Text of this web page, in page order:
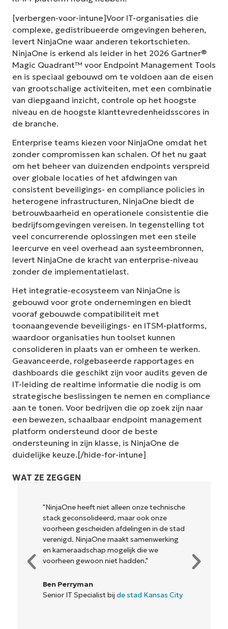
[verbergen-voor-intune]Voor IT-organisaties die
complexe, gedistribueerde omgevingen beheren,
levert NinjaOne waar anderen tekortschieten.
NinjaOne is erkend als leider in het 2026 Gartner®
Magic Quadrant™ voor Endpoint Management Tools
en is speciaal gebouwd om te voldoen aan de eisen
van grootschalige activiteiten, met een combinatie
van diepgaand inzicht, controle op het hoogste
niveau en de hoogste klanttevredenheidsscores in
de branche.
Enterprise teams kiezen voor NinjaOne omdat het
zonder compromissen kan schalen. Of het nu gaat
om het beheer van duizenden endpoints verspreid
over globale locaties of het afdwingen van
consistent beveiligings- en compliance policies in
heterogene infrastructuren, NinjaOne biedt de
betrouwbaarheid en operationele consistentie die
bedrijfsomgevingen vereisen. In tegenstelling tot
veel concurrerende oplossingen met een steile
leercurve en veel overhead aan systeembronnen,
levert NinjaOne de kracht van enterprise-niveau
zonder de implementatielast.
Het integratie-ecosysteem van NinjaOne is
gebouwd voor grote ondernemingen en biedt
vooraf gebouwde compatibiliteit met
toonaangevende beveiligings- en ITSM-platforms,
waardoor organisaties hun toolset kunnen
consolideren in plaats van er omheen te werken.
Geavanceerde, rolgebaseerde rapportages en
dashboards die geschikt zijn voor audits geven de
IT-leiding de realtime informatie die nodig is om
strategische beslissingen te nemen en compliance
aan te tonen. Voor bedrijven die op zoek zijn naar
een bewezen, schaalbaar endpoint management
platform ondersteund door de beste
ondersteuning in zijn klasse, is NinjaOne de
duidelijke keuze.[/hide-for-intune]
WAT ZE ZEGGEN
"NinjaOne heeft niet alleen onze technische
stack geconsolideerd, maar ook onze
voorheen gescheiden afdelingen in de stad
verenigd. NinjaOne maakt samenwerking
en kameraadschap mogelijk die we
voorheen gewoon niet hadden."
Ben Perryman
Senior IT Specialist bij de stad Kansas City